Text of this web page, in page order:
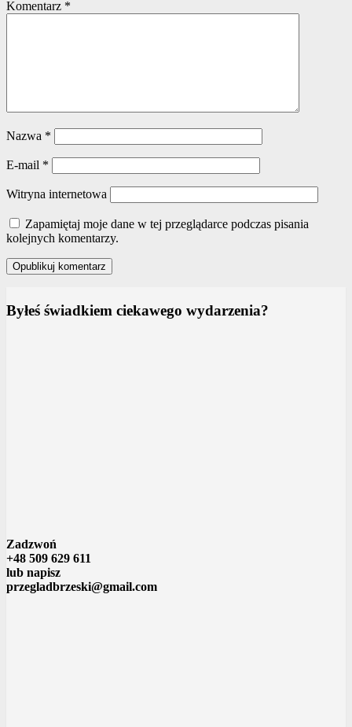
Komentarz *
Nazwa *
E-mail *
Witryna internetowa
Zapamiętaj moje dane w tej przeglądarce podczas pisania
kolejnych komentarzy.
Byłeś świadkiem ciekawego wydarzenia?
Zadzwoń
+48 509 629 611
lub napisz
przegladbrzeski@gmail.com